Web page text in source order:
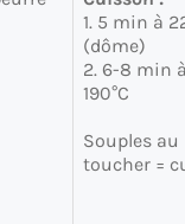
1. 5 min à
(dôme)
2. 6-8 min
190°C
Souples au
toucher =